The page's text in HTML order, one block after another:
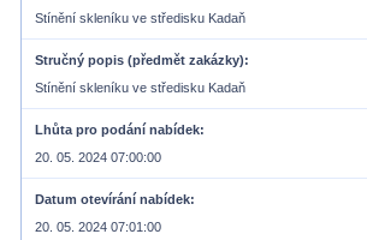
Stínění skleníku ve středisku Kadaň
Stručný popis (předmět zakázky)
Stínění skleníku ve středisku Kadaň
Lhůta pro podání nabídek
20. 05. 2024 07:00:00
Datum otevírání nabídek
20. 05. 2024 07:01:00